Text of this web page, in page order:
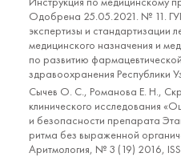
Одобрена 25.05.2021. № 11.
экспертизы и стандартизации
медицинского назначения и
по развитию
здравоохранения Республики
Сычев О. С., Романова Е. Н.,
клинического исследования
и безопасности препарата
ритма без выраженной
Аритмология, № 3 (19) 2016,